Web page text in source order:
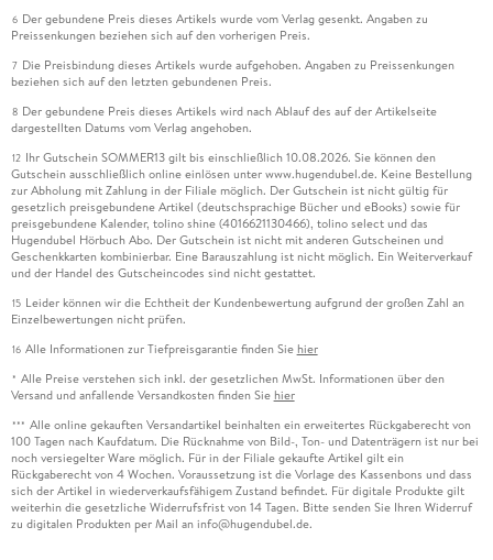
6 Der gebundene Preis dieses Artikels wurde vom Verlag gesenkt. Angaben zu
Preissenkungen beziehen sich auf den vorherigen Preis.
7 Die Preisbindung dieses Artikels wurde aufgehoben. Angaben zu Preissenkungen
beziehen sich auf den letzten gebundenen Preis.
8 Der gebundene Preis dieses Artikels wird nach Ablauf des auf der Artikelseite
dargestellten Datums vom Verlag angehoben.
12 Ihr Gutschein SOMMER13 gilt bis einschließlich 10.08.2026. Sie können den
Gutschein ausschließlich online einlösen unter www.hugendubel.de. Keine Bestellung
zur Abholung mit Zahlung in der Filiale möglich. Der Gutschein ist nicht gültig für
gesetzlich preisgebundene Artikel (deutschsprachige Bücher und eBooks) sowie für
preisgebundene Kalender, tolino shine (4016621130466), tolino select und das
Hugendubel Hörbuch Abo. Der Gutschein ist nicht mit anderen Gutscheinen und
Geschenkkarten kombinierbar. Eine Barauszahlung ist nicht möglich. Ein Weiterverkauf
und der Handel des Gutscheincodes sind nicht gestattet.
15 Leider können wir die Echtheit der Kundenbewertung aufgrund der großen Zahl an
Einzelbewertungen nicht prüfen.
16 Alle Informationen zur Tiefpreisgarantie finden Sie hier
* Alle Preise verstehen sich inkl. der gesetzlichen MwSt. Informationen über den
Versand und anfallende Versandkosten finden Sie hier
*** Alle online gekauften Versandartikel beinhalten ein erweitertes Rückgaberecht von
100 Tagen nach Kaufdatum. Die Rücknahme von Bild-, Ton- und Datenträgern ist nur bei
noch versiegelter Ware möglich. Für in der Filiale gekaufte Artikel gilt ein
Rückgaberecht von 4 Wochen. Voraussetzung ist die Vorlage des Kassenbons und dass
sich der Artikel in wiederverkaufsfähigem Zustand befindet. Für digitale Produkte gilt
weiterhin die gesetzliche Widerrufsfrist von 14 Tagen. Bitte senden Sie Ihren Widerruf
zu digitalen Produkten per Mail an info@hugendubel.de.